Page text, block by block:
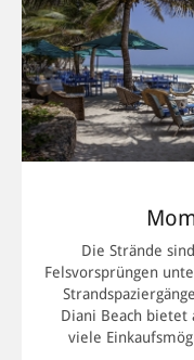
Nur eine halbe Stunde
Flughafen oder vom
Nairobi entfernt beginnt
Kenya als Reiseziel für
Im Norden Mombasas
stadtnahen Nyali
wunderschönen
der Luxus-Oase Shanzu,
Ein ganzes Stück
die Abgelegenheit galt
Aussteiger. Heute
Africa eines der besten
im indo-arabischen
Spiel aus türkisblauem
Die Strände
Felsvorsprüngen
Diani Beach bietet
viele